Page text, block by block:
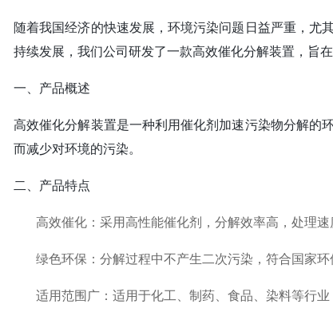
随着我国经济的快速发展，环境污染问题日益严重，尤
持续发展，我们公司研发了一款高效催化分解装置，旨
一、产品概述
高效催化分解装置是一种利用催化剂加速污染物分解的
而减少对环境的污染。
二、产品特点
高效催化：采用高性能催化剂，分解效率高，处理
绿色环保：分解过程中不产生二次污染，符合国家环
适用范围广：适用于化工、制药、食品、染料等行